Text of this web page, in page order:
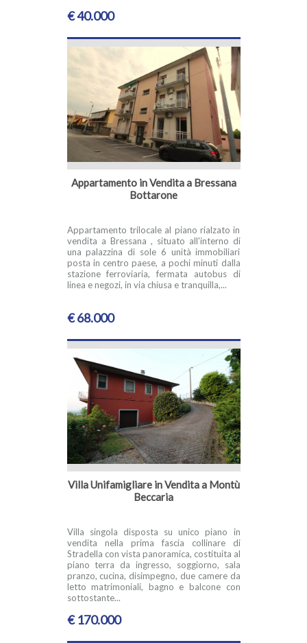
€ 40.000
Appartamento in Vendita a Bressana
Bottarone
Appartamento trilocale al piano rialzato in
vendita a Bressana , situato all'interno di
una palazzina di sole 6 unità immobiliari
posta in centro paese, a pochi minuti dalla
stazione ferroviaria, fermata autobus di
linea e negozi, in via chiusa e tranquilla,...
€ 68.000
Villa Unifamigliare in Vendita a Montù
Beccaria
Villa singola disposta su unico piano in
vendita nella prima fascia collinare di
Stradella con vista panoramica, costituita al
piano terra da ingresso, soggiorno, sala
pranzo, cucina, disimpegno, due camere da
letto matrimoniali, bagno e balcone con
sottostante...
€ 170.000